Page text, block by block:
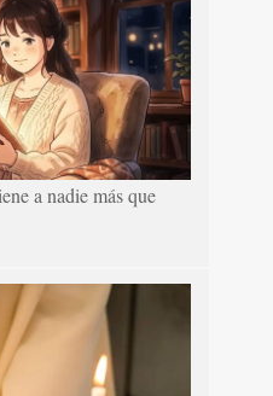
a nadie más que